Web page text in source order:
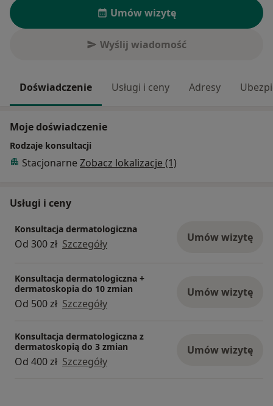
Umów wizytę
Wyślij wiadomość
Doświadczenie Usługi i ceny Adresy
Moje doświadczenie
Rodzaje konsultacji
Stacjonarne Zobacz lokalizacje (1)
Usługi i ceny
Konsultacja dermatologiczna
Od 300 zł Szczegóły Umów wizytę
Konsultacja dermatologiczna +
dermatoskopia do 10 zmian
Od 500 zł Szczegóły
Umów wizytę
Konsultacja dermatologiczna z
dermatoskopią do 3 zmian
Od 400 zł Szczegóły
Umów wizytę